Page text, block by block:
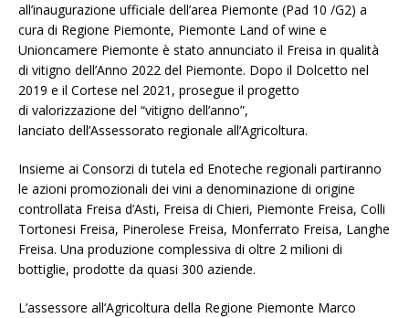
all’inaugurazione ufficiale dell’area Piemonte (Pad 10 /G2) a
cura di Regione Piemonte, Piemonte Land of wine e
Unioncamere Piemonte è stato annunciato il Freisa in qualità
di vitigno dell’Anno 2022 del Piemonte. Dopo il Dolcetto nel
2019 e il Cortese nel 2021, prosegue il progetto
di valorizzazione del “vitigno dell’anno”,
lanciato dell’Assessorato regionale all’Agricoltura.
Insieme ai Consorzi di tutela ed Enoteche regionali partiranno
le azioni promozionali dei vini a denominazione di origine
controllata Freisa d’Asti, Freisa di Chieri, Piemonte Freisa, Colli
Tortonesi Freisa, Pinerolese Freisa, Monferrato Freisa, Langhe
Freisa. Una produzione complessiva di oltre 2 milioni di
bottiglie, prodotte da quasi 300 aziende.
L’assessore all’Agricoltura della Regione Piemonte Marco